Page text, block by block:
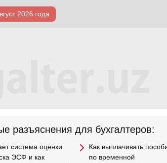
2026 года
разъяснения для бухгалтеров:
система оценки
ЭСФ и как
Как выплачивать
по временной